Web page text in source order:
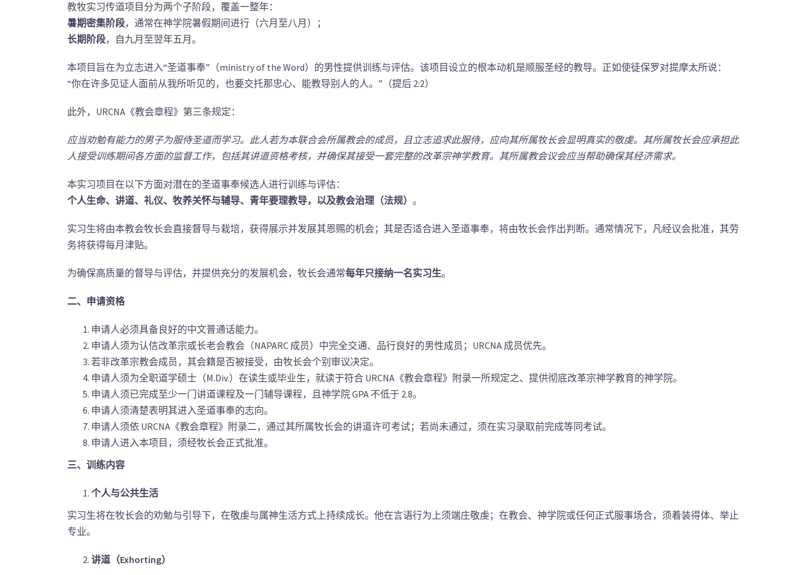
教牧实习传道项目分为两个子阶段，覆盖一整年：
暑期密集阶段，通常在神学院暑假期间进行（六月至八月）；
长期阶段，自九月至翌年五月。
本项目旨在为立志进入“圣道事奉”（ministry of the Word）的男性提供训练与评估。该项目设立的根本动机是顺服圣经的教导。正如使徒保罗对提摩太所说：
“你在许多见证人面前从我所听见的，也要交托那忠心、能教导别人的人。”（提后 2:2）
此外，URCNA《教会章程》第三条规定：
应当劝勉有能力的男子为服侍圣道而学习。此人若为本联合会所属教会的成员，且立志追求此服侍，应向其所属牧长会显明真实的敬虔。其所属牧长会应承担此
人接受训练期间各方面的监督工作，包括其讲道资格考核，并确保其接受一套完整的改革宗神学教育。其所属教会议会应当帮助确保其经济需求。
本实习项目在以下方面对潜在的圣道事奉候选人进行训练与评估：
个人生命、讲道、礼仪、牧养关怀与辅导、青年要理教导，以及教会治理（法规） 。
实习生将由本教会牧长会直接督导与栽培，获得展示并发展其恩赐的机会；其是否适合进入圣道事奉，将由牧长会作出判断。通常情况下，凡经议会批准，其劳
务将获得每月津贴。
为确保高质量的督导与评估，并提供充分的发展机会，牧长会通常每年只接纳一名实习生。
二、申请资格
申请人必须具备良好的中文普通话能力。
申请人须为认信改革宗或长老会教会（NAPARC 成员）中完全交通、品行良好的男性成员；URCNA 成员优先。
若非改革宗教会成员，其会籍是否被接受，由牧长会个别审议决定。
申请人须为全职道学硕士（M.Div.）在读生或毕业生，就读于符合 URCNA《教会章程》附录一所规定之、提供彻底改革宗神学教育的神学院。
申请人须已完成至少一门讲道课程及一门辅导课程，且神学院 GPA 不低于 2.8。
申请人须清楚表明其进入圣道事奉的志向。
申请人须依 URCNA《教会章程》附录二，通过其所属牧长会的讲道许可考试；若尚未通过，须在实习录取前完成等同考试。
申请人进入本项目，须经牧长会正式批准。
三、训练内容
个人与公共生活
实习生将在牧长会的劝勉与引导下，在敬虔与属神生活方式上持续成长。他在言语行为上须端庄敬虔；在教会、神学院或任何正式服事场合，须着装得体、举止
专业。
讲道（Exhorting）